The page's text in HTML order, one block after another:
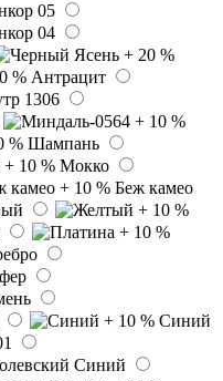
05
04
Антрацит
1306
Шампань
Мокко
Беж камео
Синий
Синий